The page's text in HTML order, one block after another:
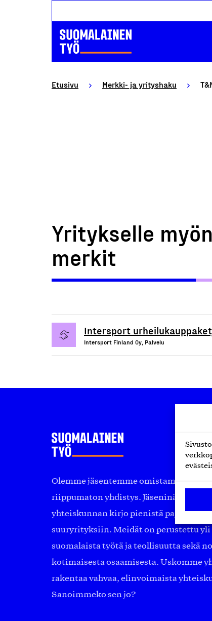
Etusivu Merkki- ja yrityshaku
Yritykselle
merkit
Intersport
Intersport Finland Oy, Palvelu
Olemme jäsentemme omistama
riippumaton yhdistys. Jäseninämme on
yhteiskunnan kirjo pienistä pajoista ja
suuryrityksiin. Meidät on perustettu yli
suomalaista työtä ja teollisuutta sekä
kotimaisesta osaamisesta. Uskomme
rakentaa vahvaa, elinvoimaista
Sanoimmeko sen jo?